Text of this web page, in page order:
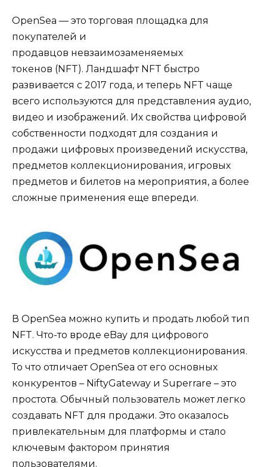
OpenSea — это торговая площадка для
покупателей и
продавцов невзаимозаменяемых
токенов (NFT). Ландшафт NFT быстро
развивается с 2017 года, и теперь NFT чаще
всего используются для представления аудио,
видео и изображений. Их свойства цифровой
собственности подходят для создания и
продажи цифровых произведений искусства,
предметов коллекционирования, игровых
предметов и билетов на мероприятия, а более
сложные применения еще впереди.
В OpenSea можно купить и продать любой тип
NFT. Что-то вроде eBay для цифрового
искусства и предметов коллекционирования.
То что отличает OpenSea от его основных
конкурентов – NiftyGateway и Superrare – это
простота. Обычный пользователь может легко
создавать NFT для продажи. Это оказалось
привлекательным для платформы и стало
ключевым фактором принятия
пользователями.